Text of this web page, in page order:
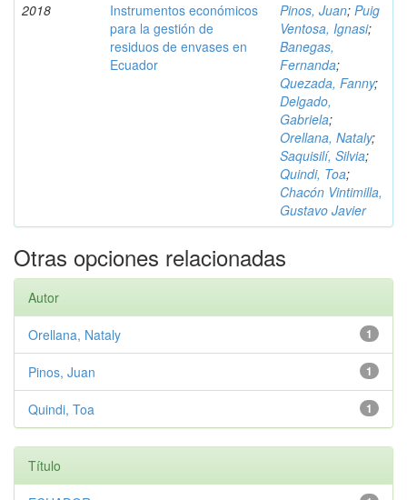
2018
Instrumentos económicos
para la gestión de
residuos de envases en
Ecuador
Pinos, Juan; Puig
Ventosa, Ignasi;
Banegas,
Fernanda;
Quezada, Fanny;
Delgado,
Gabriela;
Orellana, Nataly;
Saquisilí, Silvia;
Quindi, Toa;
Chacón Vintimilla,
Gustavo Javier
Otras opciones relacionadas
Autor
1
Orellana, Nataly
1
Pinos, Juan
1
Quindi, Toa
Título